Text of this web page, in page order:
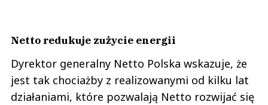
Netto redukuje zużycie energii
Dyrektor generalny Netto Polska wskazuje, że
jest tak chociażby z realizowanymi od kilku lat
działaniami, które pozwalają Netto rozwijać się